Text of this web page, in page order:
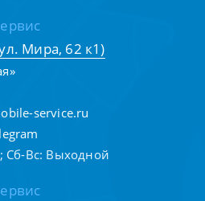
Мира, 62 к1)
service.ru
Сб-Вс: Выходной